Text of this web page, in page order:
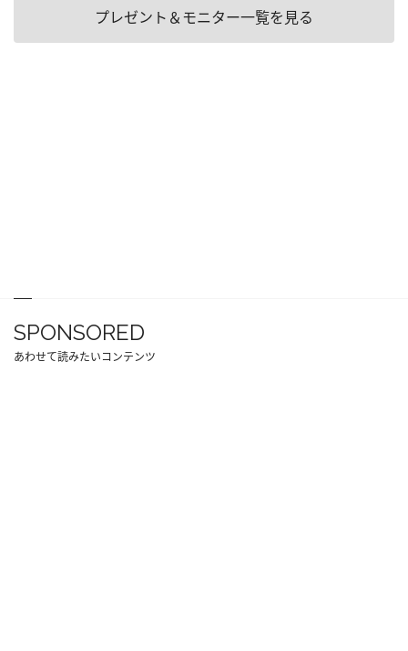
プレゼント＆モニター一覧を見る
SPONSORED
あわせて読みたいコンテンツ